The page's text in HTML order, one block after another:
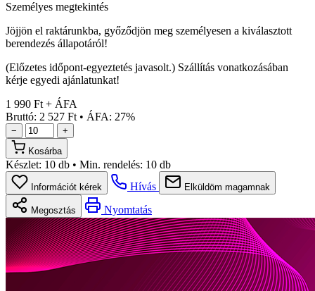
Személyes megtekintés
Jöjjön el raktárunkba, győződjön meg személyesen a kiválasztott
berendezés állapotáról!
(Előzetes időpont-egyeztetés javasolt.) Szállítás vonatkozásában
kérje egyedi ajánlatunkat!
1 990 Ft + ÁFA
Bruttó: 2 527 Ft • ÁFA: 27%
−
+
Kosárba
Készlet: 10 db • Min. rendelés: 10 db
Információt kérek Hívás Elküldöm magamnak
Megosztás Nyomtatás